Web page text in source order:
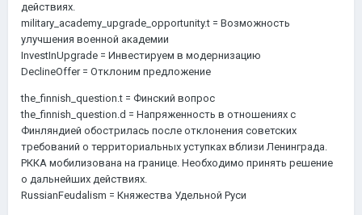
действиях.
military_academy_upgrade_opportunity.t = Возможность
улучшения военной академии
InvestInUpgrade = Инвестируем в модернизацию
DeclineOffer = Отклоним предложение
the_finnish_question.t = Финский вопрос
the_finnish_question.d = Напряженность в отношениях с
Финляндией обострилась после отклонения советских
требований о территориальных уступках вблизи Ленинграда.
РККА мобилизована на границе. Необходимо принять решение
о дальнейших действиях.
RussianFeudalism = Княжества Удельной Руси